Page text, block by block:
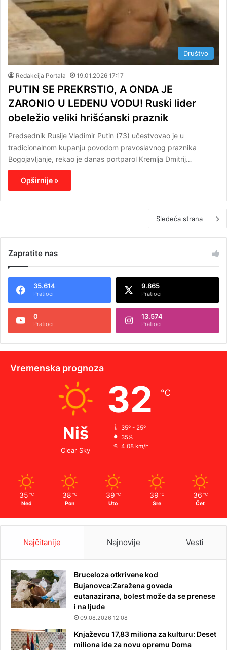
Društvo
Redakcija Portala 19.01.2026 17:17
PUTIN SE PREKRSTIO, A ONDA JE
ZARONIO U LEDENU VODU! Ruski lider
obeležio veliki hrišćanski praznik
Predsednik Rusije Vladimir Putin (73) učestvovao je u
tradicionalnom kupanju povodom pravoslavnog praznika
Bogojavljanje, rekao je danas portparol Kremlja Dmitrij…
Opširnije »
Sledeća strana
Zapratite nas
35.614
Pratioci
9.865
Pratioci
0
Pratioci
13.574
Pratioci
Vremenska prognoza
Niš
Clear Sky
32 ℃
35º - 25º
35%
4.08 km/h
35 ℃
Ned
38 ℃
Pon
39 ℃
Uto
39 ℃
Sre
36 ℃
Čet
Najčitanije Najnovije Vesti
Bruceloza otkrivene kod
Bujanovca:Zaražena goveda
eutanazirana, bolest može da se prenese
i na ljude
09.08.2026 12:08
Knjaževcu 17,83 miliona za kulturu: Deset
miliona ide za novu opremu Doma